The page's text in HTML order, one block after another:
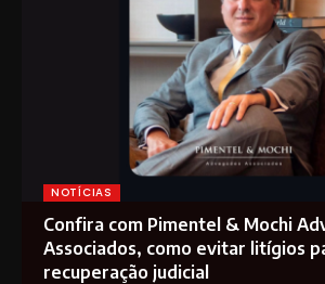
NOTÍCIAS
Confira com Pimentel & Mochi
Associados, como evitar litígios
recuperação judicial